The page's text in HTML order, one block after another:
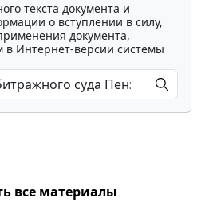
текста документа и
о вступлении в силу,
документа,
в Интернет-версии системы
все материалы